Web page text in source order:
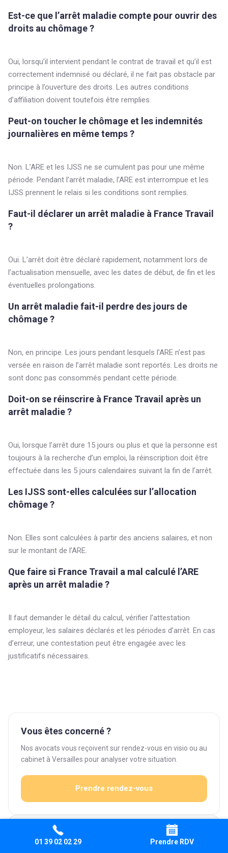
Est-ce que l’arrêt maladie compte pour ouvrir des
droits au chômage ?
Oui, lorsqu’il intervient pendant le contrat de travail et qu’il est
correctement indemnisé ou déclaré, il ne fait pas obstacle par
principe à l’ouverture des droits. Les autres conditions
d’affiliation doivent toutefois être remplies.
Peut-on toucher le chômage et les indemnités
journalières en même temps ?
Non. L’ARE et les IJSS ne se cumulent pas pour une même
période. Pendant l’arrêt maladie, l’ARE est interrompue et les
IJSS prennent le relais si les conditions sont remplies.
Faut-il déclarer un arrêt maladie à France Travail
?
Oui. L’arrêt doit être déclaré rapidement, notamment lors de
l’actualisation mensuelle, avec les dates de début, de fin et les
éventuelles prolongations.
Un arrêt maladie fait-il perdre des jours de
chômage ?
Non, en principe. Les jours pendant lesquels l’ARE n’est pas
versée en raison de l’arrêt maladie sont reportés. Les droits ne
sont donc pas consommés pendant cette période.
Doit-on se réinscrire à France Travail après un
arrêt maladie ?
Oui, lorsque l’arrêt dure 15 jours ou plus et que la personne est
toujours à la recherche d’un emploi, la réinscription doit être
effectuée dans les 5 jours calendaires suivant la fin de l’arrêt.
Les IJSS sont-elles calculées sur l’allocation
chômage ?
Non. Elles sont calculées à partir des anciens salaires, et non
sur le montant de l’ARE.
Que faire si France Travail a mal calculé l’ARE
après un arrêt maladie ?
Il faut demander le détail du calcul, vérifier l’attestation
employeur, les salaires déclarés et les périodes d’arrêt. En cas
d’erreur, une contestation peut être engagée avec les
justificatifs nécessaires.
Vous êtes concerné ?
Nos avocats vous reçoivent sur rendez-vous en visio ou au
cabinet à Versailles pour analyser votre situation.
Prendre rendez-vous
LES SERVICES DE NOTRE CABINET EN DROIT DU TRAVAIL À
VERSAILLES
01 39 02 02 29 Prendre RDV